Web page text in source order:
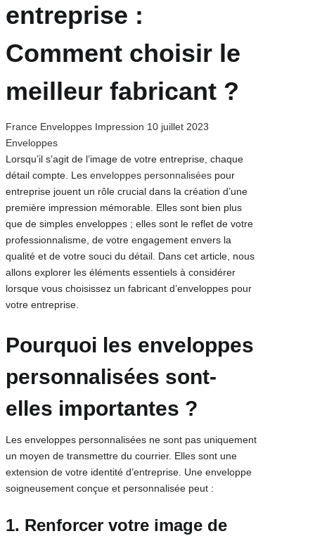
entreprise :
Comment choisir le
meilleur fabricant ?
France Enveloppes Impression Posted
10 juillet 2023
Enveloppes
Lorsqu’il s’agit de l’image de votre entreprise, chaque
détail compte. Les enveloppes personnalisées pour
entreprise jouent un rôle crucial dans la création d’une
première impression mémorable. Elles sont bien plus
que de simples enveloppes ; elles sont le reflet de votre
professionnalisme, de votre engagement envers la
qualité et de votre souci du détail. Dans cet article, nous
allons explorer les éléments essentiels à considérer
lorsque vous choisissez un fabricant d’enveloppes pour
votre entreprise.
Pourquoi les enveloppes
personnalisées sont-
elles importantes ?
Les enveloppes personnalisées ne sont pas uniquement
un moyen de transmettre du courrier. Elles sont une
extension de votre identité d’entreprise. Une enveloppe
soigneusement conçue et personnalisée peut :
1. Renforcer votre image de